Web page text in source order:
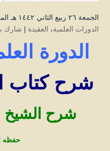
الجمعة ۲٦ ربيع الثاني ۱٤٤۲ هـ الموافق ۱۱ ديسمبر ۲۰۲۰ مـ |
الدورات العلمية، العقيدة | شارك
الدورة
شرح كتاب
شرح الشيخ
حفظه